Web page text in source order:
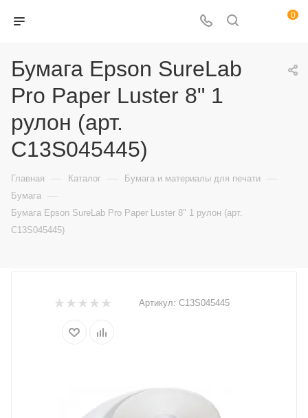
0
Бумага Epson SureLab
Pro Paper Luster 8" 1
рулон (арт.
C13S045445)
Главная — Каталог — Бумага и материалы для печати —
Бумага —
Бумага Epson SureLab Pro Paper Luster 8" 1 рулон (арт.
C13S045445)
Артикул: C13S045445